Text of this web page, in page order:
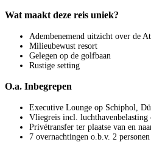
Wat maakt deze reis uniek?
Adembenemend uitzicht over de
Milieubewust resort
Gelegen op de golfbaan
Rustige setting
O.a. Inbegrepen
Executive Lounge op Schiphol,
Vliegreis incl. luchthavenbelasting
Privétransfer ter plaatse van en
7 overnachtingen o.b.v. 2